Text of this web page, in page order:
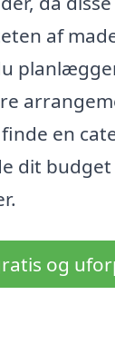
af
en
dit
og